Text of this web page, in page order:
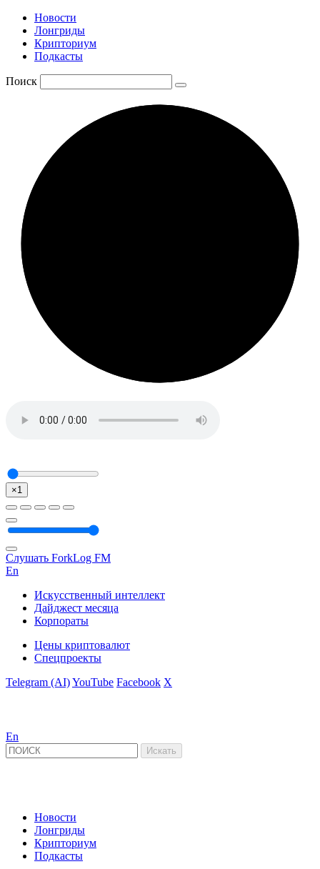
Новости
Лонгриды
Крипториум
Подкасты
Поиск
×1
Слушать ForkLog FM
En
Искусственный интеллект
Дайджест месяца
Корпораты
Цены криптовалют
Спецпроекты
Telegram (AI)YouTube Facebook X
En
Новости
Лонгриды
Крипториум
Подкасты